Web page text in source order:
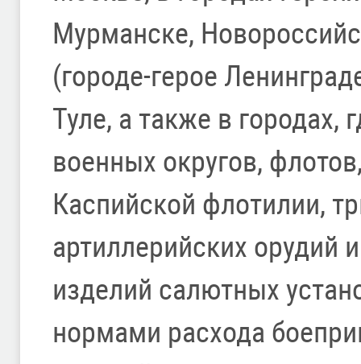
Мурманске,
(городе-герое
Туле, а также в
военных округов,
Каспийской флотилии,
артиллерийских орудий
изделий салютных
нормами расхода